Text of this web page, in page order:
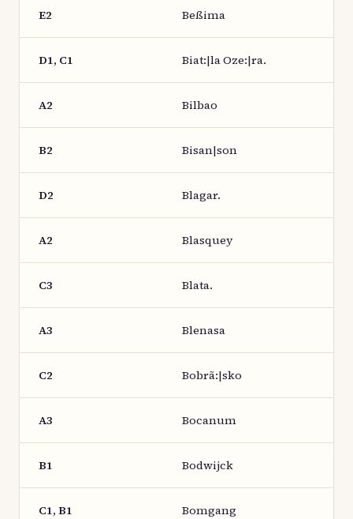
E2 Beßima
D1, C1 Biat:|la Oze:|ra.
A2 Bilbao
B2 Bisan|son
D2 Blagar.
A2 Blasquey
C3 Blata.
A3 Blenasa
C2 Bobrã:|sko
A3 Bocanum
B1 Bodwijck
C1, B1 Bomgang